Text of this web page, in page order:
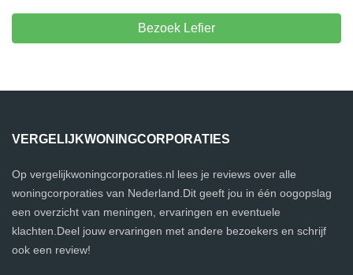
Bezoek Lefier
VERGELIJKWONINGCORPORATIES
Op vergelijkwoningcorporaties.nl lees je reviews over alle
woningcorporaties van Nederland.Dit geeft jou in één oogopslag
een overzicht van meningen, ervaringen en eventuele
klachten.Deel jouw ervaringen met andere bezoekers en schrijf
ook een review!